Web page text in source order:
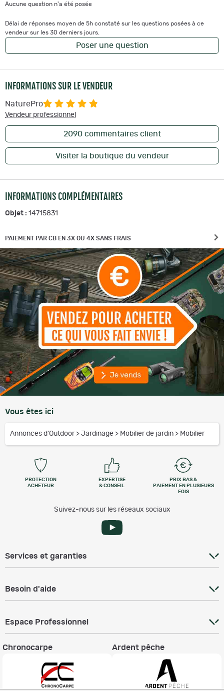
Aucune question n'a été posée
Délai de réponses moyen de 5h constaté sur les questions posées à ce
vendeur sur les 30 derniers jours.
Poser une question
INFORMATIONS SUR LE VENDEUR
NaturePro
Vendeur professionnel
2090commentaires client
Visiter la boutique du vendeur
INFORMATIONS COMPLÉMENTAIRES
Objet : 14715831
PAIEMENT PAR CB EN 3X OU 4X SANS FRAIS
Vous êtes ici
Annonces d'Outdoor > Jardinage > Mobilier de jardin > Mobilier
PROTECTION
ACHETEUR
EXPERTISE
& CONSEIL
PRIX BAS &
PAIEMENT EN PLUSIEURS
FOIS
Suivez-nous sur les réseaux sociaux
Services et garanties
Besoin d'aide
Espace Professionnel
Chronocarpe Ardent pêche